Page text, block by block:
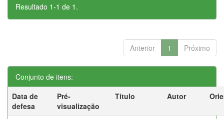
Resultado 1-1 de 1.
Anterior 1 Próximo
Conjunto de itens:
Data de
defesa
Pré-
visualização
Título Autor